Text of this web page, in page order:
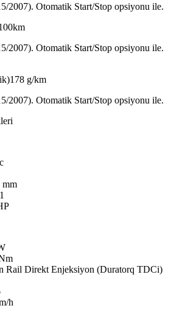
2007). Otomatik Start/Stop opsiyonu ile.
2007). Otomatik Start/Stop opsiyonu ile.
178 g/km
2007). Otomatik Start/Stop opsiyonu ile.
mm
Rail Direkt Enjeksiyon (Duratorq TDCi)
h